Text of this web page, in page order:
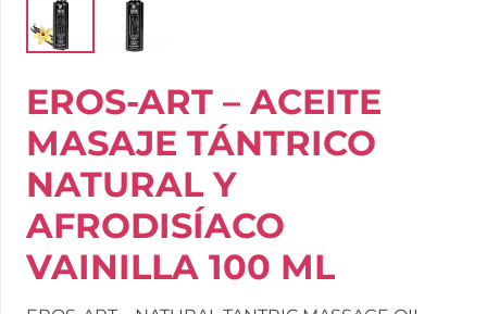
EROS-ART – ACEITE
MASAJE TÁNTRICO
NATURAL Y
AFRODISÍACO
VAINILLA 100 ML